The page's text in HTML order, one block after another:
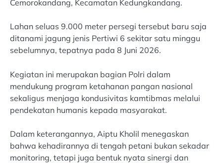
Cemorokandang, Kecamatan Kedungkandang.
Lahan seluas 9.000 meter persegi tersebut baru saja
ditanami jagung jenis Pertiwi 6 sekitar satu minggu
sebelumnya, tepatnya pada 8 Juni 2026.
Kegiatan ini merupakan bagian Polri dalam
mendukung program ketahanan pangan nasional
sekaligus menjaga kondusivitas kamtibmas melalui
pendekatan humanis kepada masyarakat.
Dalam keterangannya, Aiptu Kholil menegaskan
bahwa kehadirannya di tengah petani bukan sekadar
monitoring, tetapi juga bentuk nyata sinergi dan